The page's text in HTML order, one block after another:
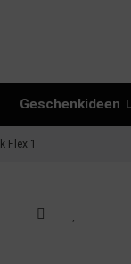
Geschenkideen
Flex 1